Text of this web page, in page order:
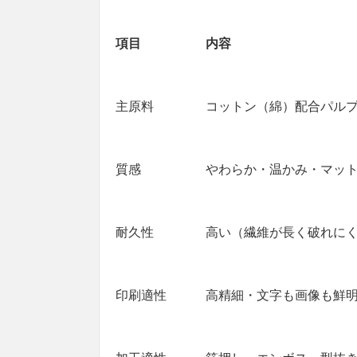
項目 内容
主原料 コットン（綿）配合パル
質感 やわらか・温かみ・マット
耐久性 高い（繊維が長く破れにく
印刷適性 高精細・文字も画像も鮮明